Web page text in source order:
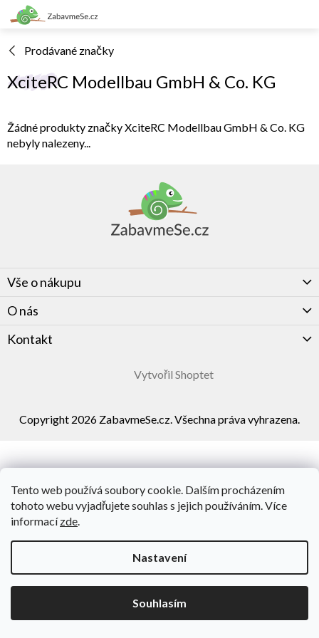
Tento web používá soubory cookie. Dalším procházením
tohoto webu vyjadřujete souhlas s jejich používáním. Více
informacízde.
Nastavení
Souhlasím
Přejít
na
Prodávané značky
XciteRC Modellbau GmbH & Co. KG
Žádné produkty značkyXciteRC Modellbau GmbH & Co. KG
nebyly nalezeny...
Vše o nákupu
O nás
Kontakt
Vytvořil Shoptet
Copyright 2026 ZabavmeSe.cz. Všechna práva vyhrazena.